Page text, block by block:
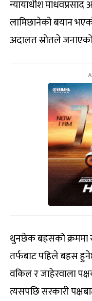
न्यायाधीश
लामिछानेको बयान
अदालत स्रोतले
थुनछेक बहसको क्रममा
तर्फबाट पहिले बहस
वकिल र जाहेरवाला
त्यसपछि सरकारी